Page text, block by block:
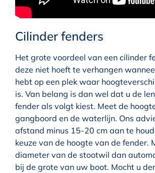
Cilinder fenders
Het grote voordeel van een cilinder
deze niet hoeft te verhangen
hebt op een plek waar
is. Van belang is dan wel dat u de
fender als volgt kiest. Meet de
gangboord en de waterlijn. Ons
afstand minus 15-20 cm aan te
keuze van de hoogte van de fender.
diameter van de stootwil dan
bij de grote van uw boot. Mocht u